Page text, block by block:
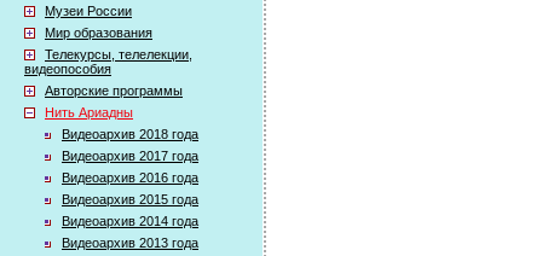
Музеи России
Мир образования
Телекурсы, телелекции,
видеопособия
Авторские программы
Нить Ариадны
Видеоархив 2018 года
Видеоархив 2017 года
Видеоархив 2016 года
Видеоархив 2015 года
Видеоархив 2014 года
Видеоархив 2013 года